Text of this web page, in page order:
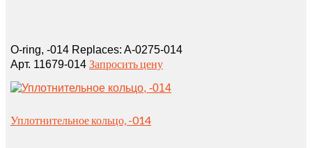
O‑ring, ‑014 Replaces: A-0275-014
Арт. 11679-014 Запросить цену
Уплотнительное кольцо, -014